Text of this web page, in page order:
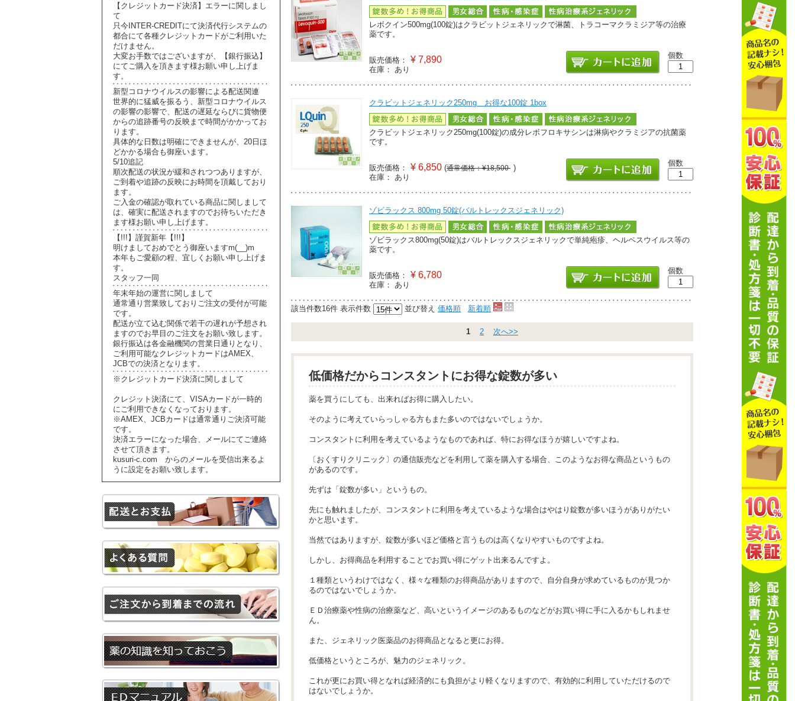
レボクイン500mg(100錠)はクラビットジェネリックで淋菌、トラコーマクラミジア等の治療
薬です。
販売価格： ¥ 7,890
在庫： あり
個数
クラビットジェネリック250mg お得な100錠 1box
クラビットジェネリック250mg(100錠)の成分レボフロキサシンは淋病やクラミジアの抗菌薬
です。
販売価格： ¥ 6,850 (通常価格：¥18,500 )
在庫： あり
個数
ゾビラックス 800mg 50錠(バルトレックスジェネリック)
ゾビラックス800mg(50錠)はバルトレックスジェネリックで単純疱疹、ヘルペスウイルス等の
薬です。
販売価格： ¥ 6,780
在庫： あり
個数
該当件数16件 表示件数 並び替え 価格順 新着順
1 2 次へ>>
低価格だからコンスタントにお得な錠数が多い
薬を買うにしても、出来ればお得に購入したい。
そのように考えていらっしゃる方もまた多いのではないでしょうか。
コンスタントに利用を考えているようなものであれば、特にお得なほうが嬉しいですよね。
〔おくすりクリニック〕の通信販売などを利用して薬を購入する場合、このようなお得な商品というもの
があるのです。
先ずは「錠数が多い」というもの。
先にも触れましたが、コンスタントに利用を考えているような場合はやはり錠数が多いほうがありがたい
かと思います。
当然ではありますが、錠数が多いほど価格と言うものは高くなりやすいものですよね。
しかし、お得商品を利用することでお買い得にゲット出来るんですよ。
１種類というわけではなく、様々な種類のお得商品がありますので、自分自身が求めているものが見つか
るのではないでしょうか。
ＥＤ治療薬や性病の治療薬など、高いというイメージのあるものなどがお買い得に手に入るかもしれませ
ん。
また、ジェネリック医薬品のお得商品となると更にお得。
低価格というところが、魅力のジェネリック。
これが更にお買い得となれば経済的にも負担がより軽くなりますので、有効的に利用していただけるので
はないでしょうか。
【クレジットカード決済】エラーに関しまし
て
只今INTER-CREDITにて決済代行システムの
都合にて各種クレジットカードがご利用いた
だけません。
大変お手数ではございますが、【銀行振込】
にてご購入を頂きます様お願い申し上げま
す。
新型コロナウイルスの影響による配送関連
世界的に猛威を振るう、新型コロナウイルス
の影響の影響で、配送の遅延ならびに貨物便
からの追跡番号の反映まで時間がかかってお
ります。
具体的な日数は明確にできませんが、20日ほ
どかかる場合も御座います。
5/10追記
順次配送の状況が緩和されつつありますが、
ご到着や追跡の反映にお時間を頂戴しており
ます。
ご入金の確認が取れている商品に関しまして
は、確実に配送されますのでお待ちいただき
ます様お願い申し上げます。
【!!!】謹賀新年【!!!】
明けましておめでとう御座いますm(__)m
本年もご愛顧の程、宜しくお願い申し上げま
す。
スタッフ一同
年末年始の運営に関しまして
通常通り営業致しておりご注文の受付が可能
です。
配送が立て込む関係で若干の遅れが予想され
ますのでお早目のご注文をお願い致します。
銀行振込は各金融機関の営業日通りとなり、
ご利用可能なクレジットカードはAMEX、
JCBでの決済となります。
※クレジットカード決済に関しまして
クレジット決済にて、VISAカードが一時的
にご利用できなくなっております。
※AMEX、JCBカードは通常通りご決済可能
です。
決済エラーになった場合、メールにてご連絡
させて頂きます。
kusuri-c.com からのメールを受信出来るよ
うに設定をお願い致します。